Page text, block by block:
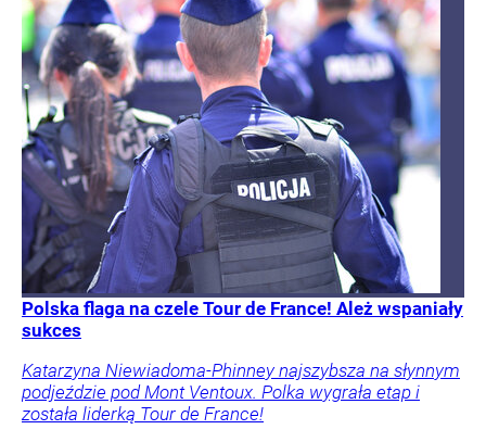
Polska flaga na czele Tour de France! Ależ wspaniały
sukces
Katarzyna Niewiadoma-Phinney najszybsza na słynnym
podjeździe pod Mont Ventoux. Polka wygrała etap i
została liderką Tour de France!